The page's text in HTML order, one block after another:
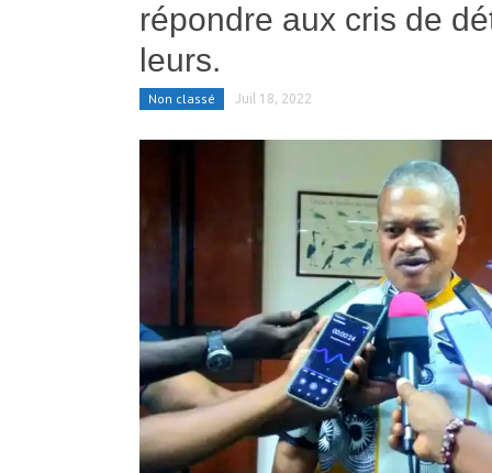
répondre aux cris de
leurs.
Non classé Juil 18, 2022